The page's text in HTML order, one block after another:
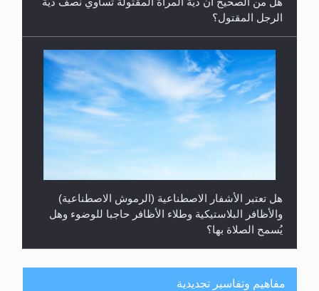
الرجل المقتول؟
هل تعتبر الأشفار الاصطناعية (الرموش الاصطناعية)
والأظافر البلاستيكية وطلاء الأظافر حاجبا للوضوء وهل
يُسمح الصلاة بها؟
مفاهيم وتفاسير تجديدية